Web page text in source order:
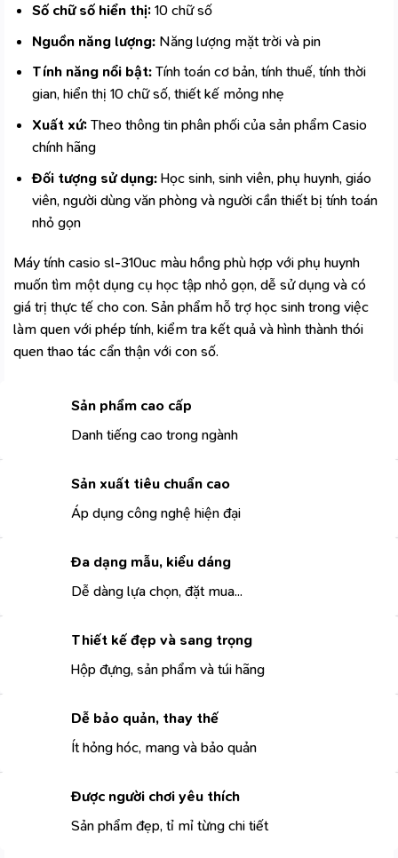
Số chữ số hiển thị:10 chữ số
Nguồn năng lượng:Năng lượng mặt trời và pin
Tính năng nổi bật:Tính toán cơ bản, tính thuế, tính thời
gian, hiển thị 10 chữ số, thiết kế mỏng nhẹ
Xuất xứ:Theo thông tin phân phối của sản phẩm Casio
chính hãng
Đối tượng sử dụng:Học sinh, sinh viên, phụ huynh, giáo
viên, người dùng văn phòng và người cần thiết bị tính toán
nhỏ gọn
Máy tính casio sl-310uc màu hồng phù hợp với phụ huynh
muốn tìm một dụng cụ học tập nhỏ gọn, dễ sử dụng và có
giá trị thực tế cho con. Sản phẩm hỗ trợ học sinh trong việc
làm quen với phép tính, kiểm tra kết quả và hình thành thói
quen thao tác cẩn thận với con số.
Sản phẩm cao cấp
Danh tiếng cao trong ngành
Sản xuất tiêu chuẩn cao
Áp dụng công nghệ hiện đại
Đa dạng mẫu, kiểu dáng
Dễ dàng lựa chọn, đặt mua...
Thiết kế đẹp và sang trọng
Hộp đựng, sản phẩm và túi hãng
Dễ bảo quản, thay thế
Ít hỏng hóc, mang và bảo quản
Được người chơi yêu thích
Sản phẩm đẹp, tỉ mỉ từng chi tiết